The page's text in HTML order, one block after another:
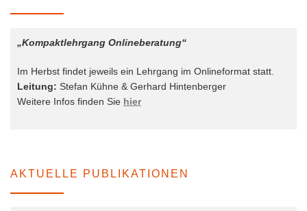
„Kompaktlehrgang Onlineberatung“
Im Herbst findet jeweils ein Lehrgang im Onlineformat statt.
Leitung: Stefan Kühne & Gerhard Hintenberger
Weitere Infos finden Sie hier
AKTUELLE PUBLIKATIONEN